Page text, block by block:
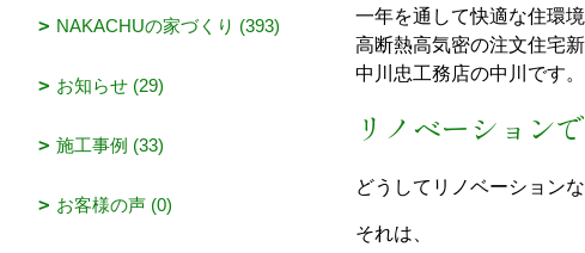
一年を通して快適な住環境
高断熱高気密の注文住宅
中川忠工務店の中川です。
リノベーション
どうしてリノベーションな
それは、
NAKACHUの家づくり (393)
お知らせ (29)
施工事例 (33)
お客様の声 (0)